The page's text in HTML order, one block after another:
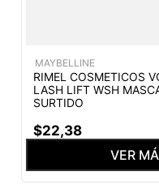
MAYBELLINE
RIMEL COSMETICOS
LASH LIFT WSH
SURTIDO
$22,38
VER